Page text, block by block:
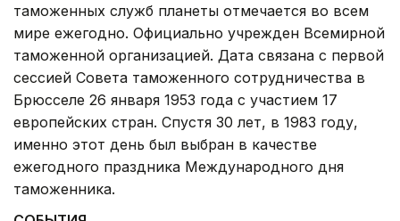
таможенных служб планеты отмечается во всем
мире ежегодно. Официально учрежден Всемирной
таможенной организацией. Дата связана с первой
сессией Совета таможенного сотрудничества в
Брюсселе 26 января 1953 года с участием 17
европейских стран. Спустя 30 лет, в 1983 году,
именно этот день был выбран в качестве
ежегодного праздника Международного дня
таможенника.